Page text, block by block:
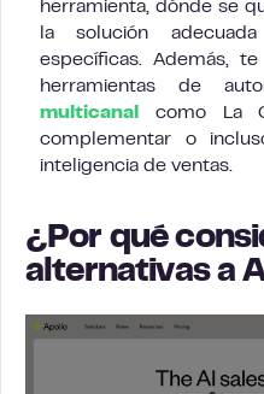
herramienta, dónde se
la solución
específicas. Además,
herramientas de
multicanal
como La
complementar o
inteligencia de ventas.
¿Por qué
alternativas a